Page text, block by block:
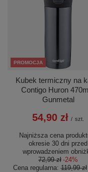
PROMOCJA
Kubek termiczny na
Contigo Huron
Gunmetal
54,90 zł / szt.
Najniższa cena
okresie 30 dni przed
wprowadzeniem
72,99 zł -24%
Cena regularna:119,99 zł